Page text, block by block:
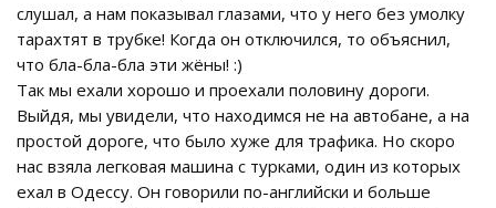
слушал, а нам показывал глазами, что у него без умолку
тарахтят в трубке! Когда он отключился, то объяснил,
что бла-бла-бла эти жёны! :)
Так мы ехали хорошо и проехали половину дороги.
Выйдя, мы увидели, что находимся не на автобане, а на
простой дороге, что было хуже для трафика. Но скоро
нас взяла легковая машина с турками, один из которых
ехал в Одессу. Он говорили по-английски и больше